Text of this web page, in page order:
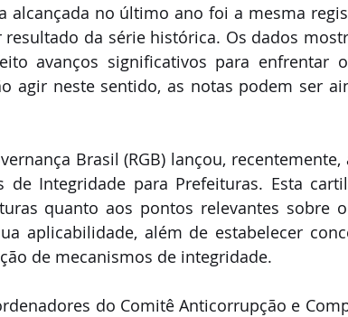
alcançada no último ano foi a mesma
da série histórica. Os dados
avanços significativos para enfrentar
agir neste sentido, as notas podem ser
Brasil (RGB) lançou,
de Integridade para Prefeituras. Esta
quanto aos pontos relevantes sobre
aplicabilidade, além de estabelecer
de mecanismos de integridade.
do Comitê Anticorrupção e